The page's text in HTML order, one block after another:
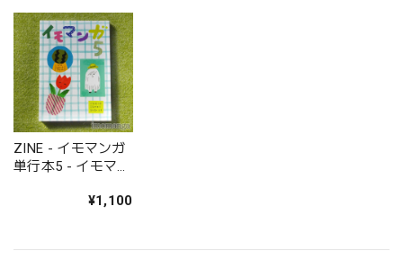
ZINE - イモマンガ
単行本5 - イモマン
¥1,100